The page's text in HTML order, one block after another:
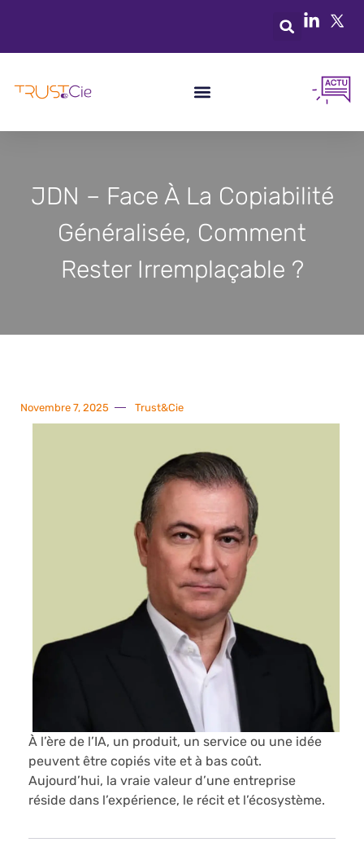
JDN – Face À La Copiabilité
Généralisée, Comment
Rester Irremplaçable ?
Novembre 7, 2025 Trust&Cie
À l’ère de l’IA, un produit, un service ou une idée
peuvent être copiés vite et à bas coût.
Aujourd’hui, la vraie valeur d’une entreprise
réside dans l’expérience, le récit et l’écosystème.